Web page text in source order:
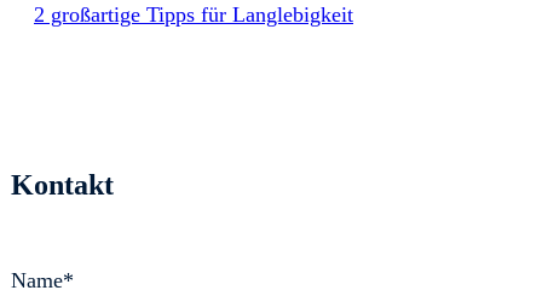
2 großartige Tipps für Langlebigkeit
Kontakt
Name*